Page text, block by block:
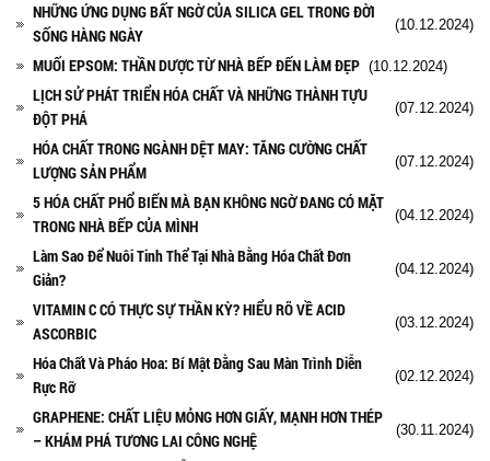
NHỮNG ỨNG DỤNG BẤT NGỜ CỦA SILICA GEL TRONG ĐỜI
SỐNG HÀNG NGÀY
(10.12.2024)
MUỐI EPSOM: THẦN DƯỢC TỪ NHÀ BẾP ĐẾN LÀM ĐẸP (10.12.2024)
LỊCH SỬ PHÁT TRIỂN HÓA CHẤT VÀ NHỮNG THÀNH TỰU
ĐỘT PHÁ
(07.12.2024)
HÓA CHẤT TRONG NGÀNH DỆT MAY: TĂNG CƯỜNG CHẤT
LƯỢNG SẢN PHẨM
(07.12.2024)
5 HÓA CHẤT PHỔ BIẾN MÀ BẠN KHÔNG NGỜ ĐANG CÓ MẶT
TRONG NHÀ BẾP CỦA MÌNH
(04.12.2024)
Làm Sao Để Nuôi Tinh Thể Tại Nhà Bằng Hóa Chất Đơn
Giản?
(04.12.2024)
VITAMIN C CÓ THỰC SỰ THẦN KỲ? HIỂU RÕ VỀ ACID
ASCORBIC
(03.12.2024)
Hóa Chất Và Pháo Hoa: Bí Mật Đằng Sau Màn Trình Diễn
Rực Rỡ
(02.12.2024)
GRAPHENE: CHẤT LIỆU MỎNG HƠN GIẤY, MẠNH HƠN THÉP
– KHÁM PHÁ TƯƠNG LAI CÔNG NGHỆ
(30.11.2024)